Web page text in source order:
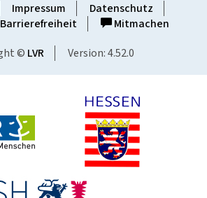
Impressum
Datenschutz
Mitmachen
© LVR Version: 4.52.0